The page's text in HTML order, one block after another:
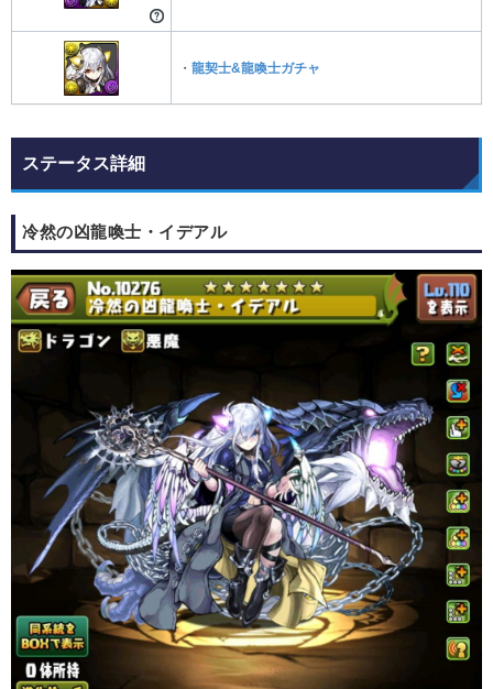
・ 龍契士&龍喚士ガチャ
ステータス詳細
冷然の凶龍喚士・イデアル